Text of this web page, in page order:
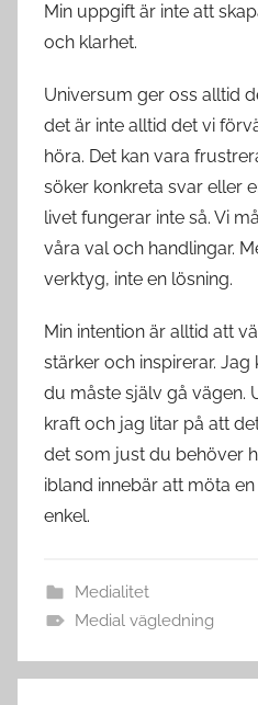
Min uppgift är inte att
och klarhet.
Universum ger oss alltid
det är inte alltid det vi
höra. Det kan vara
söker konkreta svar eller
livet fungerar inte så. Vi
våra val och handlingar.
verktyg, inte en lösning.
Min intention är alltid att
stärker och inspirerar. Jag
du måste själv gå vägen.
kraft och jag litar på att
det som just du behöver
ibland innebär att möta
enkel.
Medialitet
Medial vägledning